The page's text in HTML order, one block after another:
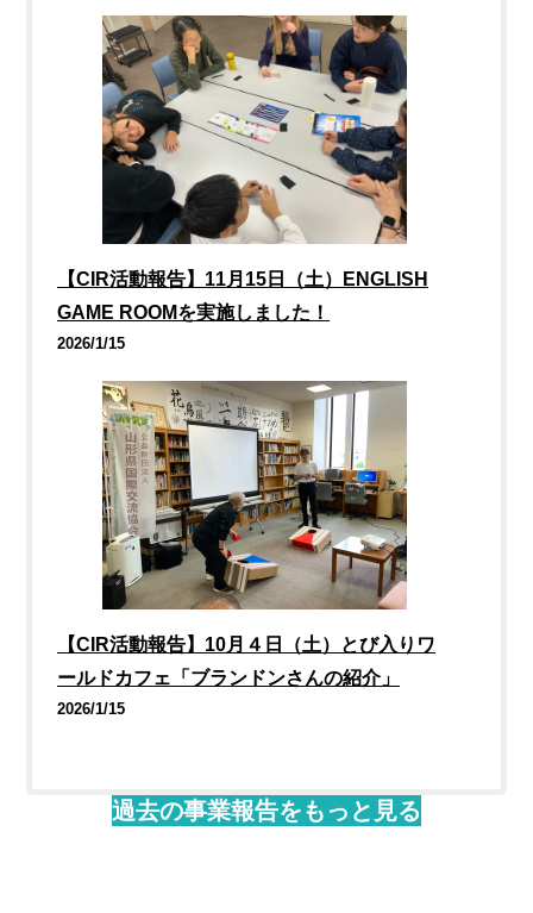
【CIR活動報告】11月15日（土）ENGLISH
GAME ROOMを実施しました！
2026/1/15
【CIR活動報告】10月４日（土）とび入りワ
ールドカフェ「ブランドンさんの紹介」
2026/1/15
過去の事業報告をもっと見る